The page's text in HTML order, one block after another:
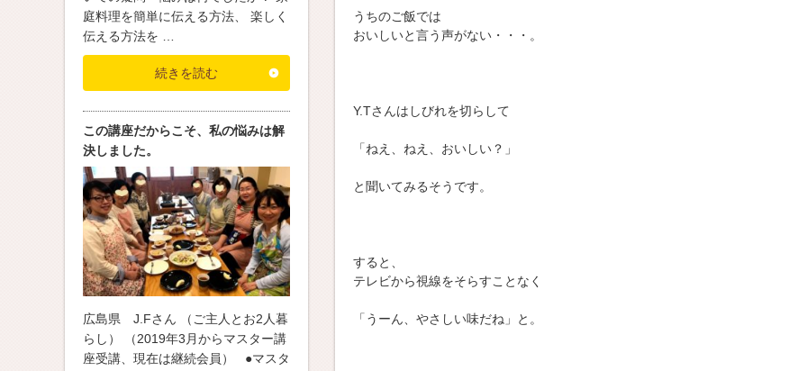
うちのご飯では
おいしいと言う声がない・・・。
Y.Tさんはしびれを切らして
「ねえ、ねえ、おいしい？」
と聞いてみるそうです。
すると、
テレビから視線をそらすことなく
「うーん、やさしい味だね」と。
庭料理を簡単に伝える方法、 楽しく
伝える方法を …
続きを読む
この講座だからこそ、私の悩みは解
決しました。
広島県 J.Fさん （ご主人とお2人暮
らし） （2019年3月からマスター講
座受講、現在は継続会員） ●マスタ